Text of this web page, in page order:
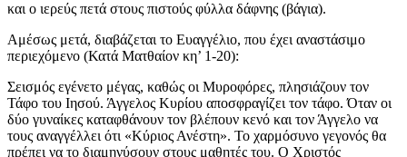
και ο ιερεύς πετά στους πιστούς φύλλα δάφνης (βάγια).
Αμέσως μετά, διαβάζεται το Ευαγγέλιο, που έχει αναστάσιμο
περιεχόμενο (Κατά Ματθαίον κη’ 1-20):
Σεισμός εγένετο μέγας, καθώς οι Μυροφόρες, πλησιάζουν τον
Τάφο του Ιησού. Άγγελος Κυρίου αποσφραγίζει τον τάφο. Όταν οι
δύο γυναίκες καταφθάνουν τον βλέπουν κενό και τον Άγγελο να
τους αναγγέλλει ότι «Κύριος Ανέστη». Το χαρμόσυνο γεγονός θα
πρέπει να το διαμηνύσουν στους μαθητές του. Ο Χριστός